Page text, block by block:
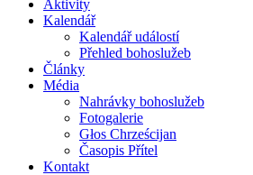
Aktivity
Kalendář
Kalendář událostí
Přehled bohoslužeb
Články
Média
Nahrávky bohoslužeb
Fotogalerie
Głos Chrześcijan
Časopis Přítel
Kontakt